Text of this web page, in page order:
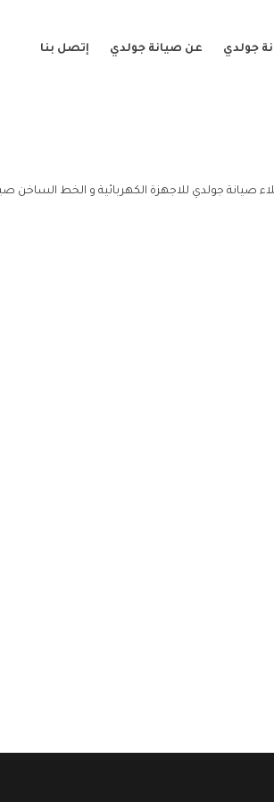
جولدي عن صيانة جولدي إتصل بنا
صيانة جولدي للاجهزة الكهربائية و الخط الساخن